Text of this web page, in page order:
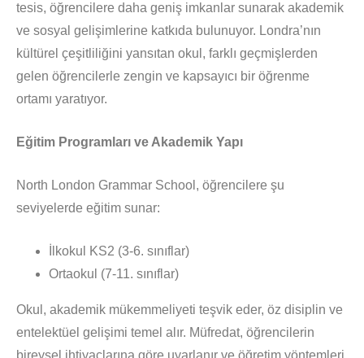
tesis, öğrencilere daha geniş imkanlar sunarak akademik
ve sosyal gelişimlerine katkıda bulunuyor. Londra’nın
kültürel çeşitliliğini yansıtan okul, farklı geçmişlerden
gelen öğrencilerle zengin ve kapsayıcı bir öğrenme
ortamı yaratıyor.
Eğitim Programları ve Akademik Yapı
North London Grammar School, öğrencilere şu
seviyelerde eğitim sunar:
İlkokul KS2 (3-6. sınıflar)
Ortaokul (7-11. sınıflar)
Okul, akademik mükemmeliyeti teşvik eder, öz disiplin ve
entelektüel gelişimi temel alır. Müfredat, öğrencilerin